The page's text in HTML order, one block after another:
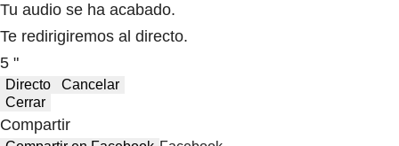
Tu audio se ha acabado.
Te redirigiremos al directo.
5 "
Directo
Cancelar
Cerrar
Compartir